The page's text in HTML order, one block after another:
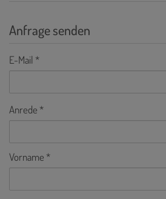
Anfrage senden
E-Mail
Anrede
Vorname